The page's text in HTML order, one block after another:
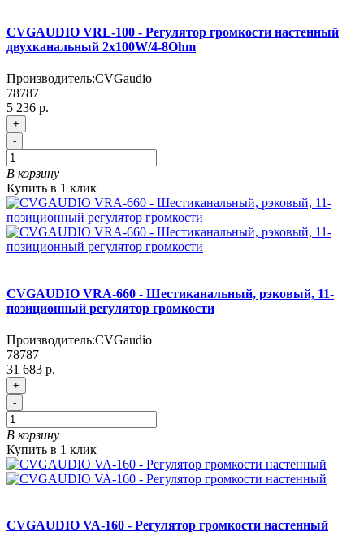
CVGAUDIO VRL-100 - Регулятор громкости настенный
двухканальный 2х100W/4-8Ohm
Производитель:CVGaudio
78787
5 236 р.
+
-
В корзину
Купить в 1 клик
CVGAUDIO VRA-660 - Шестиканальный, рэковый, 11-
позиционный регулятор громкости
Производитель:CVGaudio
78787
31 683 р.
+
-
В корзину
Купить в 1 клик
CVGAUDIO VA-160 - Регулятор громкости настенный